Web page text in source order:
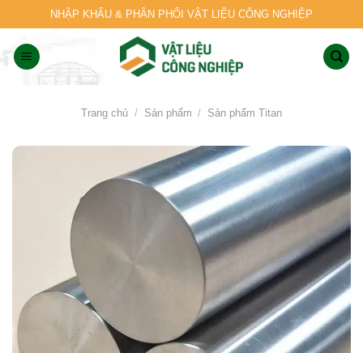
to
content
NHẬP KHẨU & PHÂN PHỐI VẬT LIỆU CÔNG NGHIỆP
Trang chủ / Sản phẩm / Sản phẩm Titan